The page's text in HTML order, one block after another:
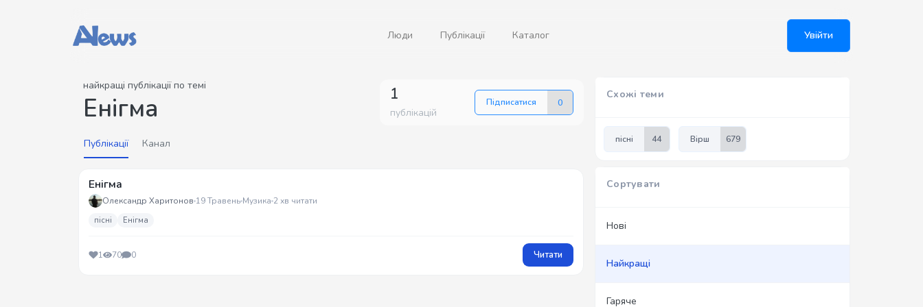
Люди Публікації Каталог Увійти
найкращі публікації по темі
Енігма 1
публікацій
Підписатися 0
Публікації Канал
Енігма
Олександр Харитонов 19 Травень Музика 2 хв читати
пісні Енігма
1 70 0 Читати
Схожі теми
пісні 44 Вірш 679
Сортувати
Нові
Найкращі
Гаряче